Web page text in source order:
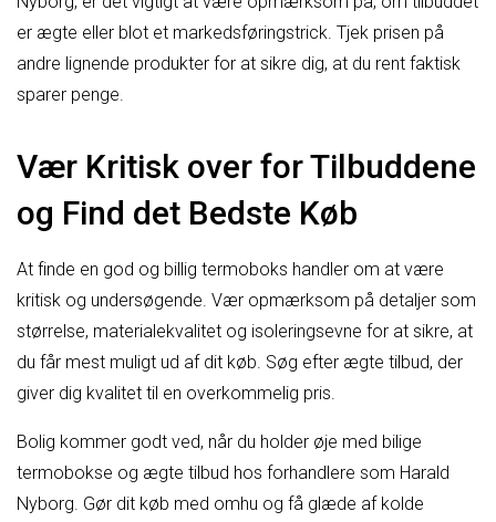
er ægte eller blot et markedsføringstrick. Tjek prisen på
andre lignende produkter for at sikre dig, at du rent faktisk
sparer penge.
Vær Kritisk over for Tilbuddene
og Find det Bedste Køb
At finde en god og billig termoboks handler om at være
kritisk og undersøgende. Vær opmærksom på detaljer som
størrelse, materialekvalitet og isoleringsevne for at sikre, at
du får mest muligt ud af dit køb. Søg efter ægte tilbud, der
giver dig kvalitet til en overkommelig pris.
Bolig kommer godt ved, når du holder øje med bilige
termobokse og ægte tilbud hos forhandlere som Harald
Nyborg. Gør dit køb med omhu og få glæde af kolde